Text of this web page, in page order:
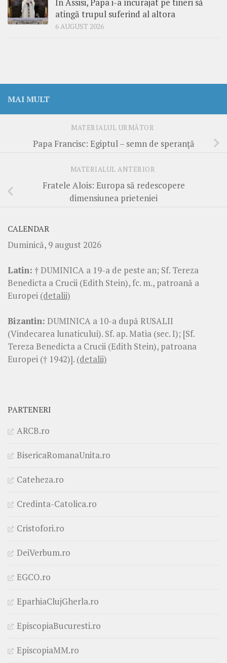
atingă trupul suferind al altora
6 AUGUST 2026
MAI MULT
MATERIALUL URMĂTOR
Papa Francisc: Egiptul – semn de speranță
MATERIALUL ANTERIOR
Fratele Alois: Europa să redescopere
dimensiunea prieteniei
CALENDAR
Duminică, 9 august 2026
Latin: † DUMINICA a 19-a de peste an; Sf. Tereza
Benedicta a Crucii (Edith Stein), fc. m., patroană a
Europei (detalii)
Bizantin: DUMINICA a 10-a după RUSALII
(Vindecarea lunaticului). Sf. ap. Matia (sec. I); [Sf.
Tereza Benedicta a Crucii (Edith Stein), patroana
Europei († 1942)]. (detalii)
PARTENERI
ARCB.ro
BisericaRomanaUnita.ro
Cateheza.ro
Credinta-Catolica.ro
Cristofori.ro
DeiVerbum.ro
EGCO.ro
EparhiaClujGherla.ro
EpiscopiaBucuresti.ro
EpiscopiaMM.ro